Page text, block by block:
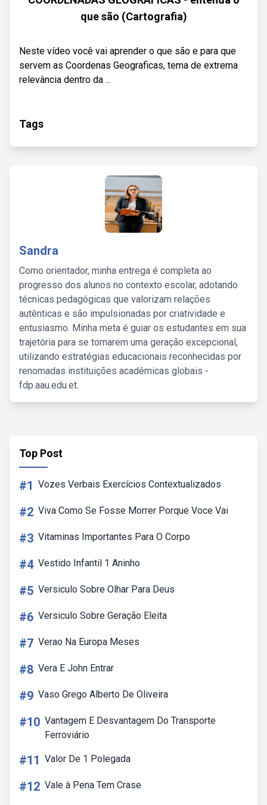
que são (Cartografia)
Neste vídeo você vai aprender o que são e para que
servem as Coordenas Geograficas, tema de extrema
relevância dentro da ...
Tags
Sandra
Como orientador, minha entrega é completa ao
progresso dos alunos no contexto escolar, adotando
técnicas pedagógicas que valorizam relações
autênticas e são impulsionadas por criatividade e
entusiasmo. Minha meta é guiar os estudantes em sua
trajetória para se tornarem uma geração excepcional,
utilizando estratégias educacionais reconhecidas por
renomadas instituições acadêmicas globais -
fdp.aau.edu.et.
Top Post
#1 Vozes Verbais Exercícios Contextualizados
#2 Viva Como Se Fosse Morrer Porque Voce Vai
#3 Vitaminas Importantes Para O Corpo
#4 Vestido Infantil 1 Aninho
#5 Versiculo Sobre Olhar Para Deus
#6 Versiculo Sobre Geração Eleita
#7 Verao Na Europa Meses
#8 Vera E John Entrar
#9 Vaso Grego Alberto De Oliveira
#10 Vantagem E Desvantagem Do Transporte
Ferroviário
#11 Valor De 1 Polegada
#12 Vale à Pena Tem Crase